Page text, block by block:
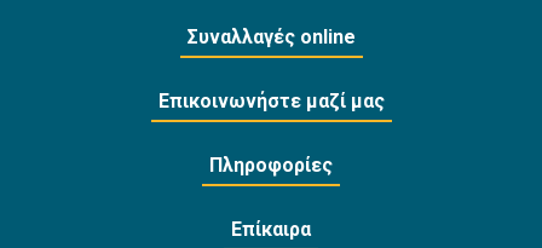
Συναλλαγές online
Επικοινωνήστε μαζί μας
Πληροφορίες
Επίκαιρα